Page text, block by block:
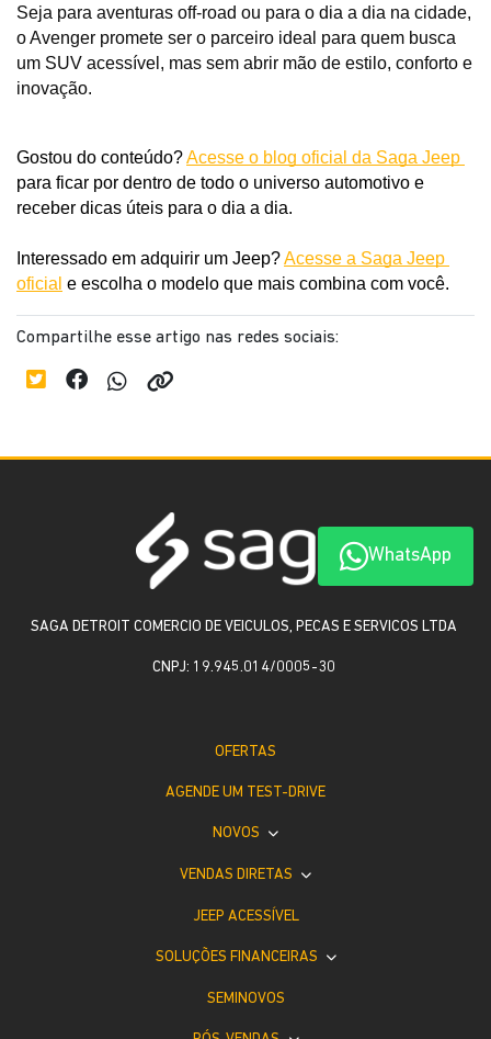
Seja para aventuras off-road ou para o dia a dia na cidade,
o Avenger promete ser o parceiro ideal para quem busca
um SUV acessível, mas sem abrir mão de estilo, conforto e
inovação.
Gostou do conteúdo?
para ficar por dentro de todo o universo automotivo e
receber dicas úteis para o dia a dia.
Interessado em adquirir um Jeep? Acesse a Saga Jeep
oficial e escolha o modelo que mais combina com você.
Compartilhe esse artigo nas redes sociais:
WhatsApp
SAGA DETROIT COMERCIO DE VEICULOS, PECAS E SERVICOS LTDA
CNPJ: 19.945.014/0005-30
OFERTAS
AGENDE UM TEST-DRIVE
NOVOS
VENDAS DIRETAS
JEEP ACESSÍVEL
SOLUÇÕES FINANCEIRAS
SEMINOVOS